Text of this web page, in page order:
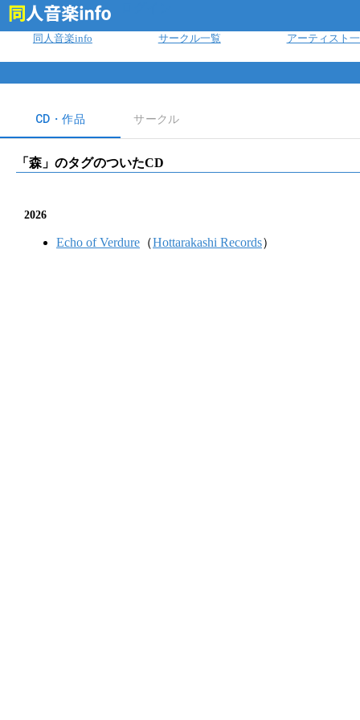
同人音楽info サークル一覧 アーティスト
CD・作品 サークル
「 森 」のタグのついたCD
2026
Echo of Verdure （Hottarakashi Records）